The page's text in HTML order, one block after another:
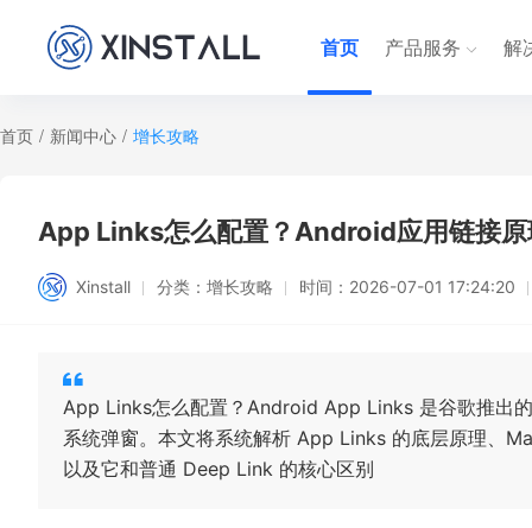
首页 产品服务 解
首页 / 新闻中心 / 增长攻略
App Links怎么配置？Android应用链接原
Xinstall 分类： 增长攻略 时间： 2026-07-01 17:24:20
App Links怎么配置？Android App Links 是谷歌推出
系统弹窗。本文将系统解析 App Links 的底层原理、
以及它和普通 Deep Link 的核心区别